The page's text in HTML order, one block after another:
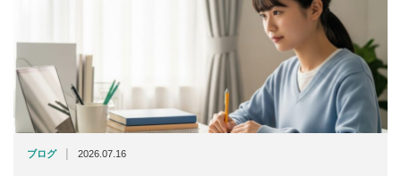
ブログ | 2026.07.16